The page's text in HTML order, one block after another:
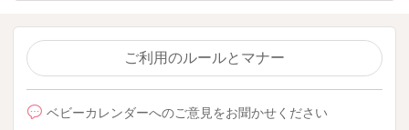
ご利用のルールとマナー
ベビーカレンダーへのご意見をお聞かせください